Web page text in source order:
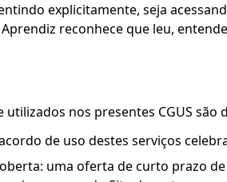
explicitamente, seja
reconhece que leu,
utilizados nos presentes CGUS
de uso destes serviços
uma oferta de curto prazo